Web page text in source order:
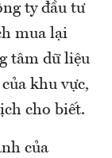
ty đầu tư
mua lại
tâm dữ liệu
khu vực,
cho biết.
của